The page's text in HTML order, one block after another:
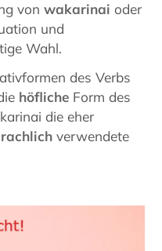
von wakarinai oder
und
Wahl.
des Verbs
höfliche Form des
die eher
verwendete